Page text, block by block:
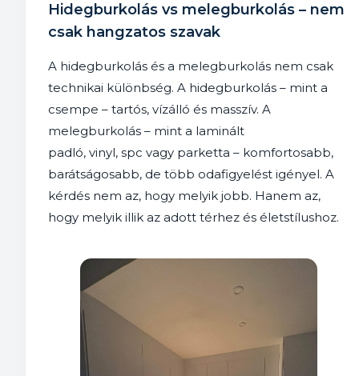
Hidegburkolás vs melegburkolás – nem
csak hangzatos szavak
A hidegburkolás és a melegburkolás nem csak
technikai különbség. A hidegburkolás – mint a
csempe – tartós, vízálló és masszív. A
melegburkolás – mint a laminált
padló, vinyl, spc vagy parketta – komfortosabb,
barátságosabb, de több odafigyelést igényel. A
kérdés nem az, hogy melyik jobb. Hanem az,
hogy melyik illik az adott térhez és életstílushoz.